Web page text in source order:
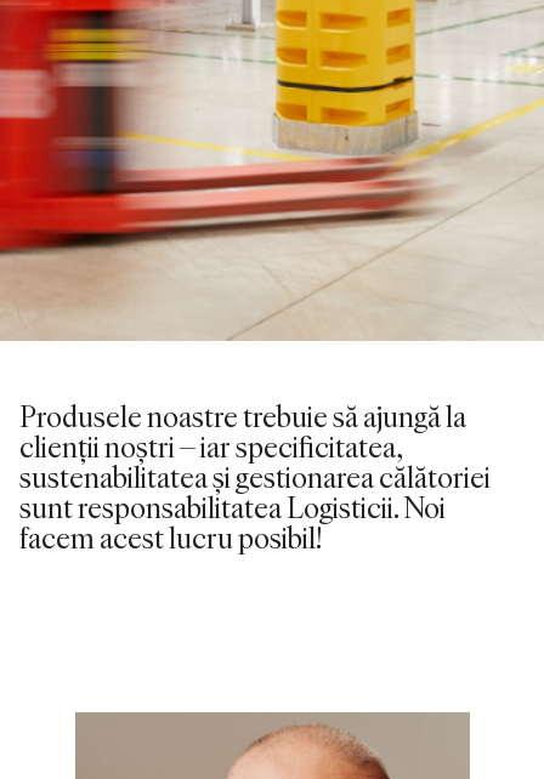
Produsele noastre trebuie să ajungă la
clienții noștri – iar specificitatea,
sustenabilitatea și gestionarea călătoriei
sunt responsabilitatea Logisticii. Noi
facem acest lucru posibil!